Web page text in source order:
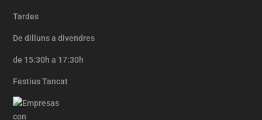
Tardes
De dilluns a divendres
de 15:30h a 17:30h
Festius Tancat